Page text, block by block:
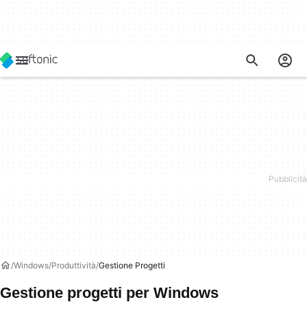
Windows Produttività Gestione Progetti
Gestione progetti per Windows